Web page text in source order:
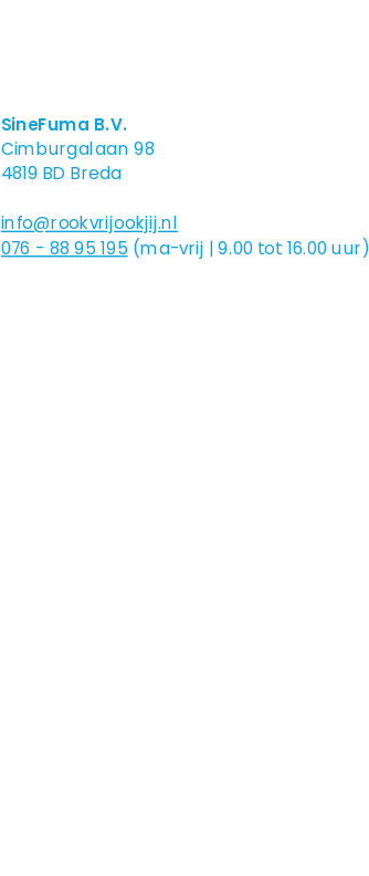
SineFuma B.V.
Cimburgalaan 98
4819 BD Breda
info@rookvrijookjij.nl
076 - 88 95 195 (ma-vrij | 9.00 tot 16.00 uur)